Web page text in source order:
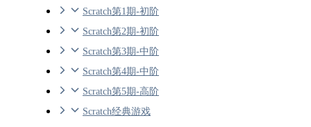
Scratch第1期-初阶
Scratch第2期-初阶
Scratch第3期-中阶
Scratch第4期-中阶
Scratch第5期-高阶
Scratch经典游戏